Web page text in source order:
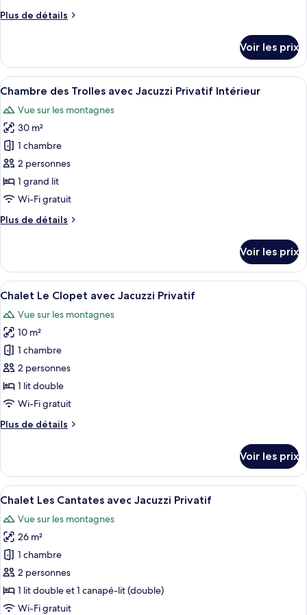
Chambre
avec
Jacuzzi
Privatif
Plus de détails
Plus
le
type
de
Chambre
du
Lavaret
avec
Jacuzzi
Privatif
Voir les prix
Afficher
toutes
les
photos
pour
ce
type
de
chambre :
Chambre
avec
Jacuzzi
Privatif
Intérieur
Une chambre traditionnelle avec un
5
Chambre des Trolles avec Jacuzzi Privatif Intérieur
Vue sur les montagnes
30 m²
1 chambre
2 personnes
1 grand lit
Wi-Fi gratuit
Plus de détails
Plus
le
type
de
Chambre
des
Trolles
avec
Jacuzzi
Privatif
Intérieur
Voir les prix
Afficher
toutes
les
photos
pour
ce
type
de
chambre :
Chalet
avec
Jacuzzi
Privatif
Une chambre dans une cabane en
5
Chalet Le Clopet avec Jacuzzi Privatif
Vue sur les montagnes
10 m²
1 chambre
2 personnes
1 lit double
Wi-Fi gratuit
Plus de détails
Plus
le
type
de
Chalet
Le
Clopet
avec
Jacuzzi
Privatif
Voir les prix
Afficher
toutes
les
photos
pour
ce
type
de
Une cabane en bois rustique, posée
4
Chalet Les Cantates avec Jacuzzi Privatif
Vue sur les montagnes
26 m²
1 chambre
2 personnes
1 lit double et 1 canapé-lit (double)
Wi-Fi gratuit